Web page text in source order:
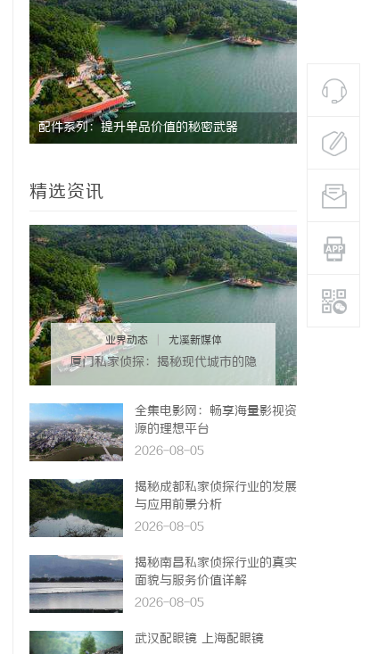
配件系列：提升单品价值的秘密武器 揭秘天津
精选资讯
业界动态 尤溪新媒体
厦门私家侦探：揭秘现代城市的隐
全集电影网：畅享海量影视资
源的理想平台
2026-08-05
揭秘成都私家侦探行业的发展
与应用前景分析
2026-08-05
揭秘南昌私家侦探行业的真实
面貌与服务价值详解
2026-08-05
武汉配眼镜 上海配眼镜